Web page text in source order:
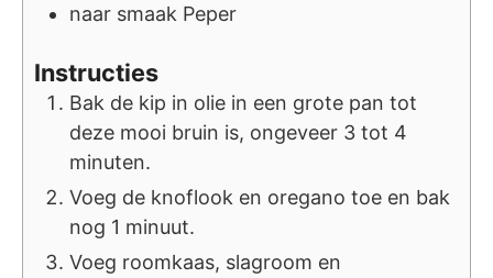
naar smaak Peper
Instructies
Bak de kip in olie in een grote pan tot
deze mooi bruin is, ongeveer 3 tot 4
minuten.
Voeg de knoflook en oregano toe en bak
nog 1 minuut.
Voeg roomkaas, slagroom en